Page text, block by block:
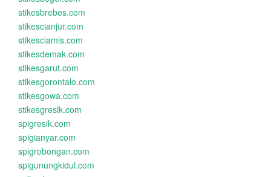
stikesbrebes.com
stikescianjur.com
stikesciamis.com
stikesdemak.com
stikesgarut.com
stikesgorontalo.com
stikesgowa.com
stikesgresik.com
spigresik.com
spigianyar.com
spigrobongan.com
spigunungkidul.com